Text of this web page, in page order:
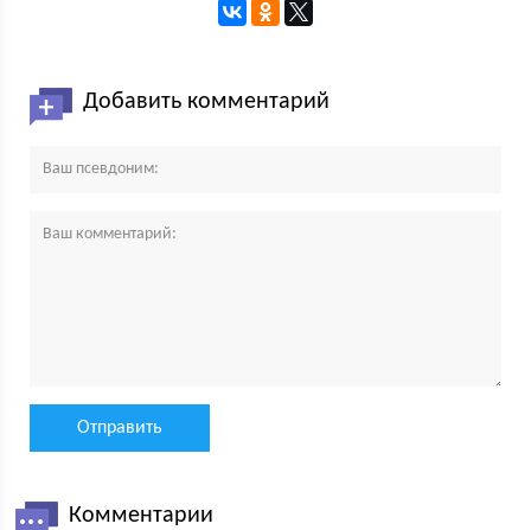
Добавить комментарий
Комментарии